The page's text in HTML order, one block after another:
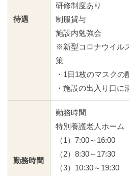
待遇
研修制度あり
制服貸与
施設内勉強会
※新型コロナウイル
策
・1日1枚のマスクの
・施設の出入り口に
勤務時間
勤務時間
特別養護老人ホーム
（1）7:00～16:00
（2）8:30～17:30
（3）10:30～19:30